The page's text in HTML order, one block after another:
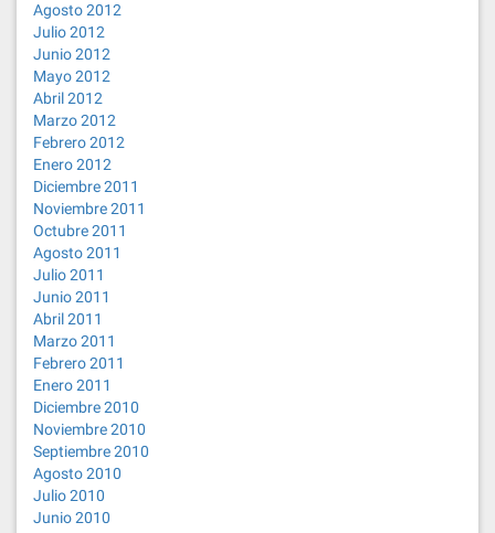
Agosto 2012
Julio 2012
Junio 2012
Mayo 2012
Abril 2012
Marzo 2012
Febrero 2012
Enero 2012
Diciembre 2011
Noviembre 2011
Octubre 2011
Agosto 2011
Julio 2011
Junio 2011
Abril 2011
Marzo 2011
Febrero 2011
Enero 2011
Diciembre 2010
Noviembre 2010
Septiembre 2010
Agosto 2010
Julio 2010
Junio 2010